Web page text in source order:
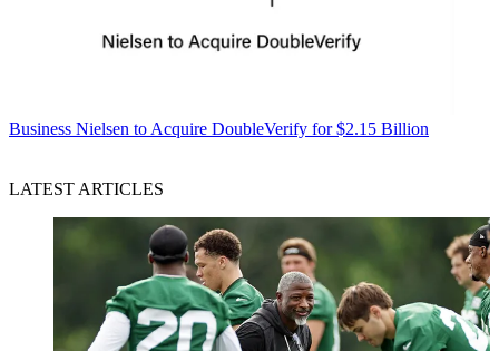
Business Nielsen to Acquire DoubleVerify for $2.15 Billion
LATEST ARTICLES